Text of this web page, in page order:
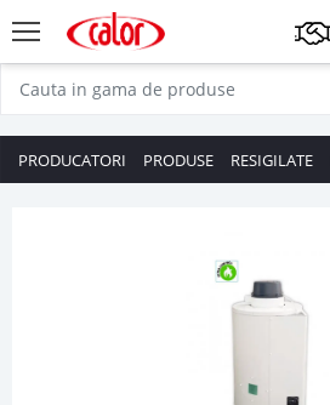
PRODUCATORI PRODUSE RESIGILATE